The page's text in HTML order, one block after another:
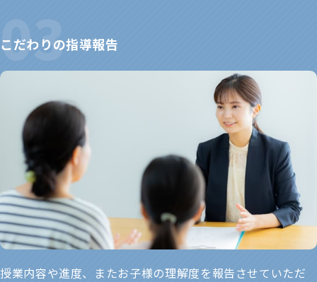
こだわりの指導報告
授業内容や進度、またお子様の理解度を報告させていただ